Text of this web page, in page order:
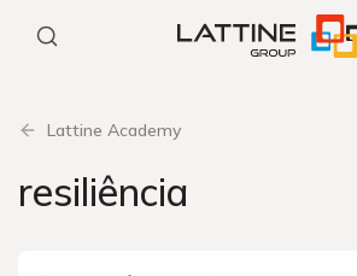
Lattine Academy
resiliência